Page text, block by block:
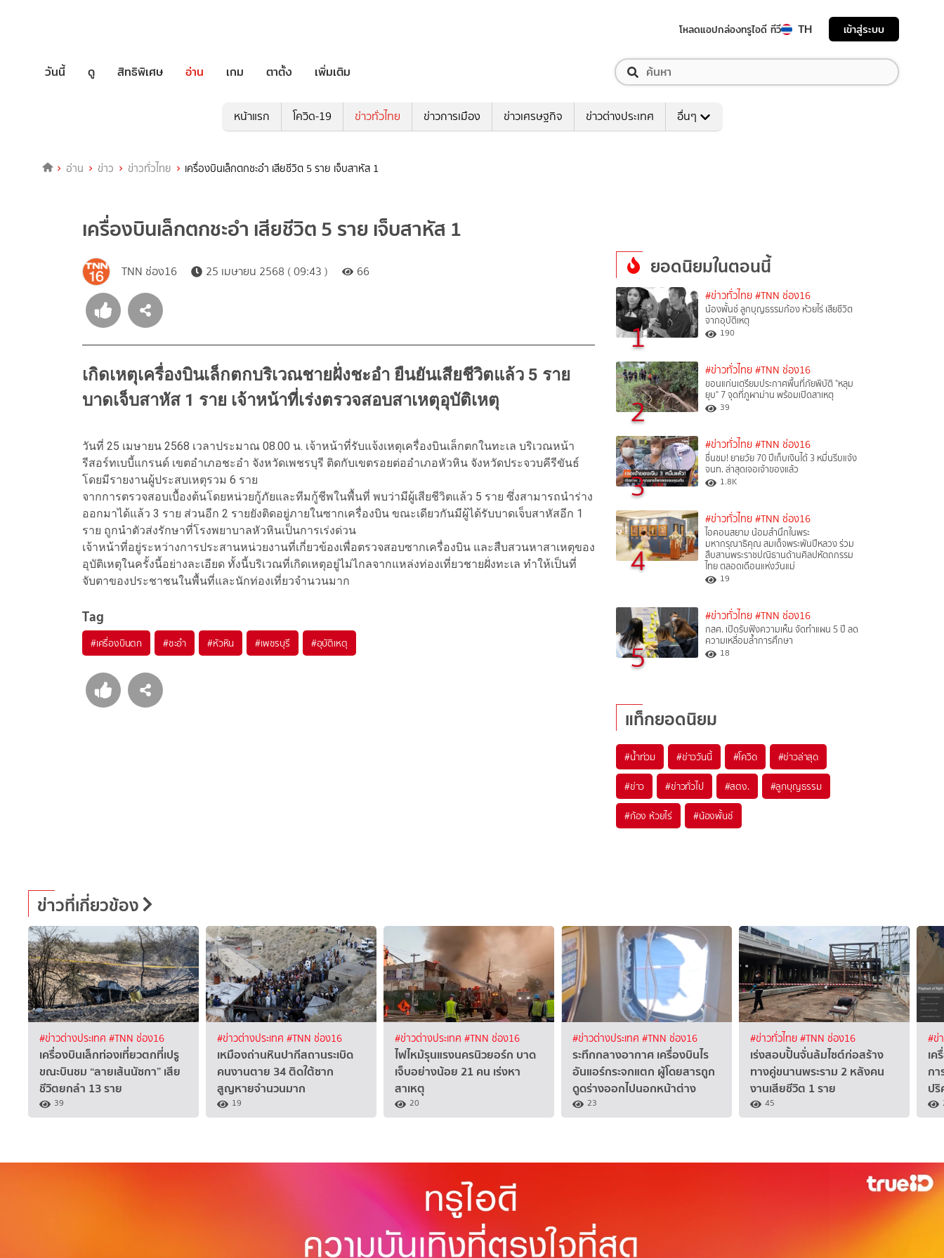
โหลดแอปกล่องทรูไอดี ทีวี TH เข้าสู่ระบบ
วันนี้ ดู สิทธิพิเศษ อ่าน เกม ตาตั้ง เพิ่มเติม
หน้าแรก โควิด-19 ข่าวทั่วไทย ข่าวการเมือง ข่าวเศรษฐกิจ ข่าวต่างประเทศ อื่นๆ
อ่าน ข่าว ข่าวทั่วไทย เครื่องบินเล็กตกชะอำ เสียชีวิต 5 ราย เจ็บสาหัส 1
เครื่องบินเล็กตกชะอำ เสียชีวิต 5 ราย เจ็บสาหัส 1
TNN ช่อง16 25 เมษายน 2568 ( 09:43 ) 66
เกิดเหตุเครื่องบินเล็กตกบริเวณชายฝั่งชะอำ ยืนยันเสียชีวิตแล้ว 5 ราย
บาดเจ็บสาหัส 1 ราย เจ้าหน้าที่เร่งตรวจสอบสาเหตุอุบัติเหตุ
วันที่ 25 เมษายน 2568 เวลาประมาณ 08.00 น. เจ้าหน้าที่รับแจ้งเหตุเครื่องบินเล็กตกในทะเล บริเวณหน้า
รีสอร์ทเบบี้แกรนด์ เขตอำเภอชะอำ จังหวัดเพชรบุรี ติดกับเขตรอยต่ออำเภอหัวหิน จังหวัดประจวบคีรีขันธ์
โดยมีรายงานผู้ประสบเหตุรวม 6 ราย
จากการตรวจสอบเบื้องต้นโดยหน่วยกู้ภัยและทีมกู้ชีพในพื้นที่ พบว่ามีผู้เสียชีวิตแล้ว 5 ราย ซึ่งสามารถนำร่าง
ออกมาได้แล้ว 3 ราย ส่วนอีก 2 รายยังติดอยู่ภายในซากเครื่องบิน ขณะเดียวกันมีผู้ได้รับบาดเจ็บสาหัสอีก 1
ราย ถูกนำตัวส่งรักษาที่โรงพยาบาลหัวหินเป็นการเร่งด่วน
เจ้าหน้าที่อยู่ระหว่างการประสานหน่วยงานที่เกี่ยวข้องเพื่อตรวจสอบซากเครื่องบิน และสืบสวนหาสาเหตุของ
อุบัติเหตุในครั้งนี้อย่างละเอียด ทั้งนี้บริเวณที่เกิดเหตุอยู่ไม่ไกลจากแหล่งท่องเที่ยวชายฝั่งทะเล ทำให้เป็นที่
จับตาของประชาชนในพื้นที่และนักท่องเที่ยวจำนวนมาก
Tag
#เครื่องบินตก #ชะอำ #หัวหิน #เพชรบุรี #อุบัติเหตุ
ยอดนิยมในตอนนี้
1
#ข่าวทั่วไทย #TNN ช่อง16
น้องพั้นช์ ลูกบุญธรรมก้อง ห้วยไร่ เสียชีวิต
จากอุบัติเหตุ
190
2
#ข่าวทั่วไทย #TNN ช่อง16
ขอนแก่นเตรียมประกาศพื้นที่ภัยพิบัติ "หลุม
ยุบ" 7 จุดที่ภูผาม่าน พร้อมเปิดสาเหตุ
39
3
#ข่าวทั่วไทย #TNN ช่อง16
ชื่นชม! ยายวัย 70 ปีเก็บเงินได้ 3 หมื่นรีบแจ้ง
จนท. ล่าสุดเจอเจ้าของแล้ว
1.8K
4
#ข่าวทั่วไทย #TNN ช่อง16
ไอคอนสยาม น้อมสำนึกในพระ
มหากรุณาธิคุณ สมเด็จพระพันปีหลวง ร่วม
สืบสานพระราชปณิธานด้านศิลปหัตถกรรม
ไทย ตลอดเดือนแห่งวันแม่
19
5
#ข่าวทั่วไทย #TNN ช่อง16
กสศ. เปิดรับฟังความเห็น จัดทำแผน 5 ปี ลด
ความเหลื่อมล้ำการศึกษา
18
แท็กยอดนิยม
#น้ำท่วม #ข่าววันนี้ #โควิด #ข่าวล่าสุด
#ข่าว #ข่าวทั่วไป #สตง. #ลูกบุญธรรม
#ก้อง ห้วยไร่ #น้องพั้นช์
ข่าวที่เกี่ยวข้อง
#ข่าวต่างประเทศ #TNN ช่อง16
เครื่องบินเล็กท่องเที่ยวตกที่เปรู
ขณะบินชม “ลายเส้นนัซกา” เสีย
ชีวิตยกลำ 13 ราย
39
#ข่าวต่างประเทศ #TNN ช่อง16
เหมืองถ่านหินปากีสถานระเบิด
คนงานตาย 34 ติดใต้ซาก
สูญหายจำนวนมาก
19
#ข่าวต่างประเทศ #TNN ช่อง16
ไฟไหม้รุนแรงนครนิวยอร์ก บาด
เจ็บอย่างน้อย 21 คน เร่งหา
สาเหตุ
20
#ข่าวต่างประเทศ #TNN ช่อง16
ระทึกกลางอากาศ เครื่องบินไร
อันแอร์กระจกแตก ผู้โดยสารถูก
ดูดร่างออกไปนอกหน้าต่าง
23
#ข่าวทั่วไทย#TNN ช่อง16
เร่งสอบปั้นจั่นล้มไซต์ก่อสร้าง
ทางคู่ขนานพระราม 2 หลังคน
งานเสียชีวิต 1 ราย
45
#ข่
เ
ก
ป